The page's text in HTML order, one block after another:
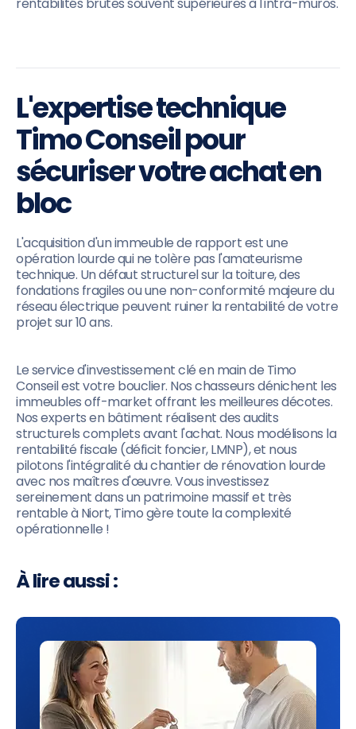
L'expertise technique
Timo Conseil pour
sécuriser votre achat en
bloc
L'acquisition d'un immeuble de rapport est une
opération lourde qui ne tolère pas l'amateurisme
technique. Un défaut structurel sur la toiture, des
fondations fragiles ou une non-conformité majeure du
réseau électrique peuvent ruiner la rentabilité de votre
projet sur 10 ans.
Le service d'investissement clé en main de Timo
Conseil est votre bouclier. Nos chasseurs dénichent les
immeubles off-market offrant les meilleures décotes.
Nos experts en bâtiment réalisent des audits
structurels complets avant l'achat. Nous modélisons la
rentabilité fiscale (déficit foncier, LMNP), et nous
pilotons l'intégralité du chantier de rénovation lourde
avec nos maîtres d'œuvre. Vous investissez
sereinement dans un patrimoine massif et très
rentable à Niort, Timo gère toute la complexité
opérationnelle !
À lire aussi :